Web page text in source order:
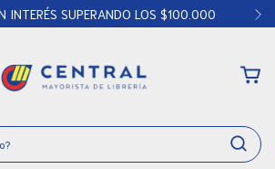
INTERÉS SUPERANDO LOS $100.000